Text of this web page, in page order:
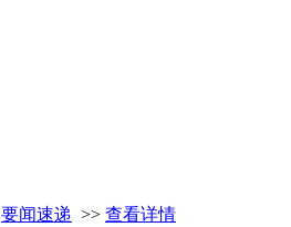
要闻速递 >> 查看详情